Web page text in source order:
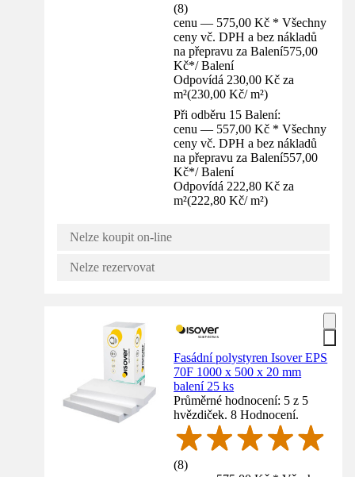
(8)
cenu — 575,00 Kč * Všechny
ceny vč. DPH a bez nákladů
na přepravu za Balení575,00
Kč*/ Balení
Odpovídá 230,00 Kč za
m²(230,00 Kč/ m²)
Při odběru 15 Balení:
cenu — 557,00 Kč * Všechny
ceny vč. DPH a bez nákladů
na přepravu za Balení557,00
Kč*/ Balení
Odpovídá 222,80 Kč za
m²(222,80 Kč/ m²)
Nelze koupit on-line
Nelze rezervovat
Fasádní polystyren Isover EPS
70F 1000 x 500 x 20 mm
balení 25 ks
Průměrné hodnocení: 5 z 5
hvězdiček. 8 Hodnocení.
(8)